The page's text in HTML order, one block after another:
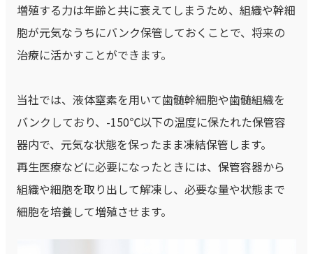
増殖する力は年齢と共に衰えてしまうため、組織や幹細
胞が元気なうちにバンク保管しておくことで、将来の
治療に活かすことができます。
当社では、液体窒素を用いて歯髄幹細胞や歯髄組織を
バンクしており、-150℃以下の温度に保たれた保管容
器内で、元気な状態を保ったまま凍結保管します。
再生医療などに必要になったときには、保管容器から
組織や細胞を取り出して解凍し、必要な量や状態まで
細胞を培養して増殖させます。